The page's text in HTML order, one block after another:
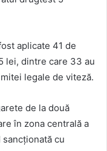
aplicate 41 de
lei, dintre care 33 au
legale de viteză.
de la două
în zona centrală a
cu